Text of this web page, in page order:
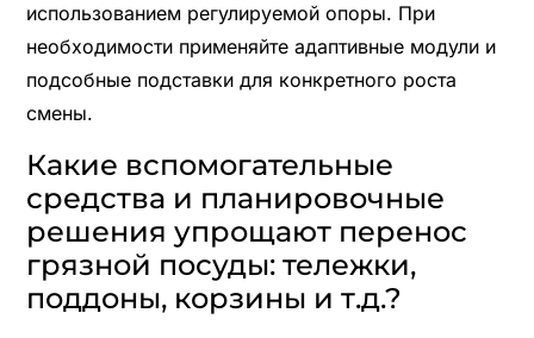
использованием регулируемой опоры. При
необходимости применяйте адаптивные модули и
подсобные подставки для конкретного роста
смены.
Какие вспомогательные
средства и планировочные
решения упрощают перенос
грязной посуды: тележки,
поддоны, корзины и т.д.?